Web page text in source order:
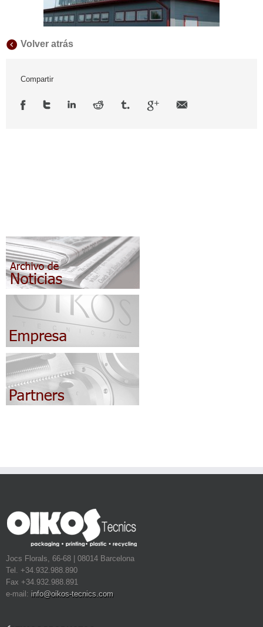
Volver atrás
Compartir
Jocs Florals, 66-68 | 08014 Barcelona
Tel. +34.932.988.890
Fax +34.932.988.891
e-mail: info@oikos-tecnics.com